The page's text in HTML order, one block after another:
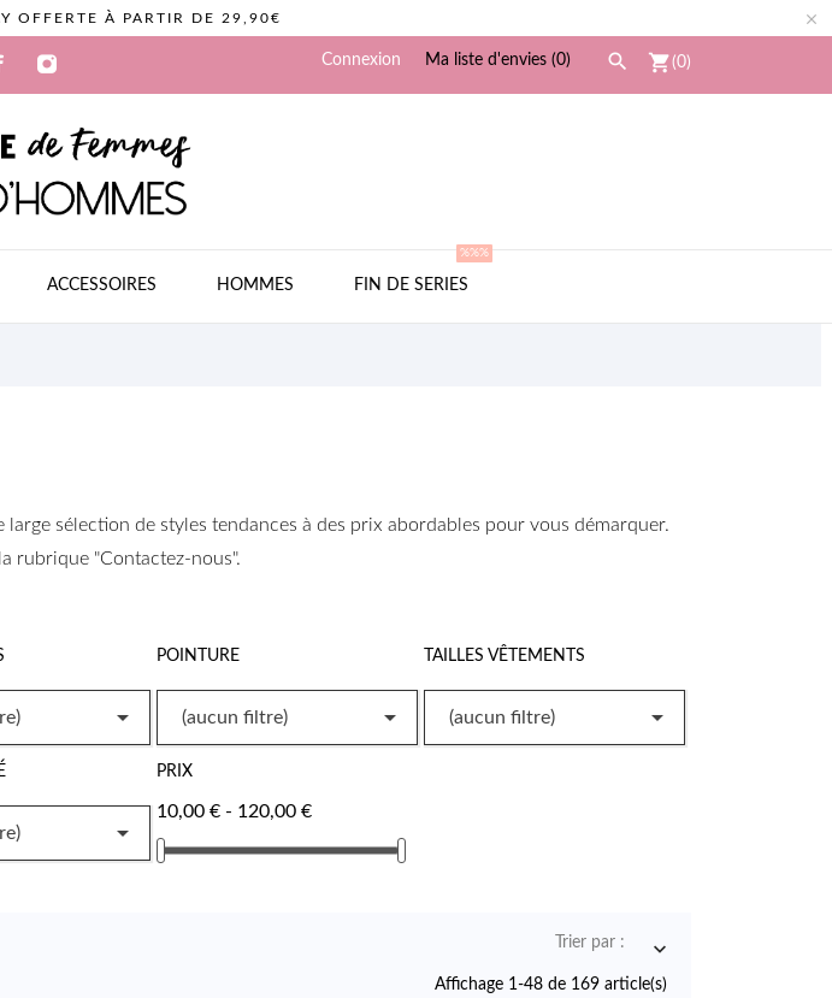
OFFERTE À PARTIR DE 29,90€ 
Connexion Ma liste d'envies (0)  shopping_cart(0)
ACCESSOIRES HOMMES FIN DE SERIES
%%%
large sélection de styles tendances à des prix abordables pour vous démarquer.
rubrique "Contactez-nous".

POINTURE
(aucun filtre) 
TAILLES VÊTEMENTS
(aucun filtre) 

PRIX
10,00 € - 120,00 €
Trier par : 
Affichage 1-48 de 169 article(s)